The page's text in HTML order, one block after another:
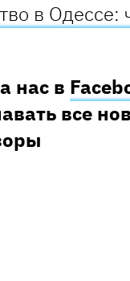
в Одессе:
нас в
все